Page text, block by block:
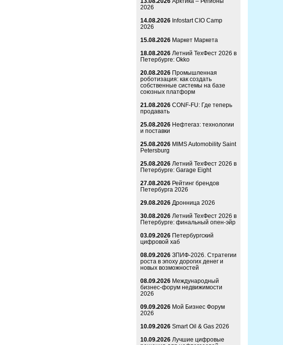
2026
14.08.2026 Infostart CIO Camp
2026
15.08.2026 Маркет Маркета
18.08.2026 Летний ТехФест 2026 в
Петербурге: Okko
20.08.2026 Промышленная
роботизация: как создать
собственные системы на базе
союзных платформ
21.08.2026 CONF-FU: Где теперь
продавать
25.08.2026 Нефтегаз: технологии
и поставки
25.08.2026 MIMS Automobility Saint
Petersburg
25.08.2026 Летний ТехФест 2026 в
Петербурге: Garage Eight
27.08.2026 Рейтинг брендов
Петербурга 2026
29.08.2026 Дронница 2026
30.08.2026 Летний ТехФест 2026 в
Петербурге: финальный опен-эйр
03.09.2026 Петербургский
цифровой хаб
08.09.2026 ЗПИФ-2026. Стратегии
роста в эпоху дорогих денег и
новых возможностей
08.09.2026 Международный
бизнес-форум недвижимости
2026
09.09.2026 Мой Бизнес Форум
2026
10.09.2026 Smart Oil & Gas 2026
10.09.2026 Лучшие цифровые